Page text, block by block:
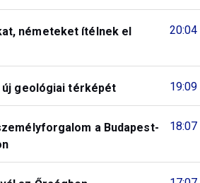
20:04
németeket ítélnek el
19:09
új geológiai térképét
18:07
a Budapest-